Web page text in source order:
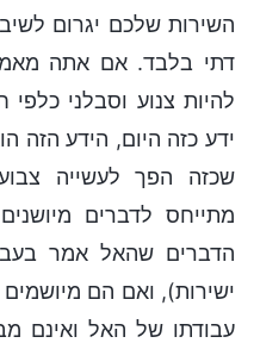
השירות שלכם יגרום
דתי בלבד. אם אתה
להיות צנוע וסבלני
ידע כזה היום, הידע הזה
שכזה הפך לעשייה
מתייחס לדברים
הדברים שהאל אמר
ישירות), ואם הם
עבודתו של האל ואינם